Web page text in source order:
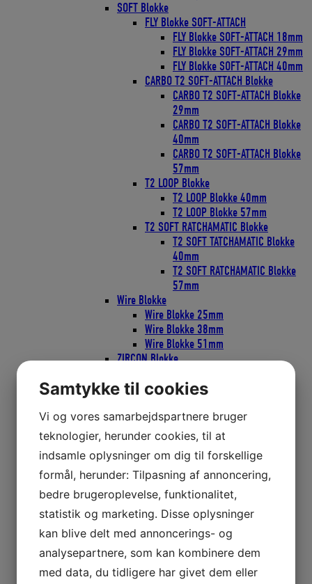
SOFT Blokke
FLY Blokke SOFT-ATTACH
FLY Blokke SOFT-ATTACH 18mm
FLY Blokke SOFT-ATTACH 29mm
FLY Blokke SOFT-ATTACH 40mm
CARBO T2 SOFT-ATTACH Blokke
CARBO T2 SOFT-ATTACH Blokke
29mm
CARBO T2 SOFT-ATTACH Blokke
40mm
CARBO T2 SOFT-ATTACH Blokke
57mm
T2 LOOP Blokke
T2 LOOP Blokke 40mm
T2 LOOP Blokke 57mm
T2 SOFT RATCHAMATIC Blokke
T2 SOFT TATCHAMATIC Blokke
40mm
T2 SOFT RATCHAMATIC Blokke
57mm
Wire Blokke
Wire Blokke 25mm
Wire Blokke 38mm
Wire Blokke 51mm
ZIRCON Blokke
ZIRCON Blokke 57mm
Blokke serie 20
Blokke serie 30
Blokke serie 50
Faldudtag til wire eller tov
Gennemførings Blokke
Mini Blokke
Nylon hjul
Blokke Seldén
PBB16 PBB20
PBB40
PBB50
Samtykke til cookies
Vi og vores samarbejdspartnere bruger
teknologier, herunder cookies, til at
indsamle oplysninger om dig til forskellige
formål, herunder: Tilpasning af annoncering,
bedre brugeroplevelse, funktionalitet,
statistik og marketing. Disse oplysninger
kan blive delt med annoncerings- og
analysepartnere, som kan kombinere dem
med data, du tidligere har givet dem eller